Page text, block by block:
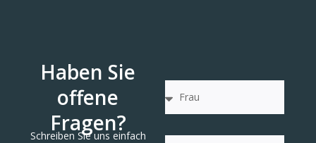
Haben Sie
offene
Fragen?
Schreiben Sie uns einfach